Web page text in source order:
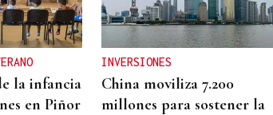
la infancia
en Piñor
INVERSIONES
China moviliza 7.200
millones para sostener la